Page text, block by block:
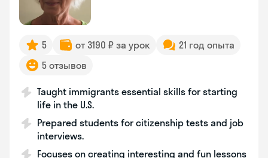
5 от 3190 ₽ за урок
21 год опыта
5 отзывов
Taught immigrants essential skills for starting
life in the U.S.
Prepared students for citizenship tests and job
interviews.
Focuses on creating interesting and fun lessons